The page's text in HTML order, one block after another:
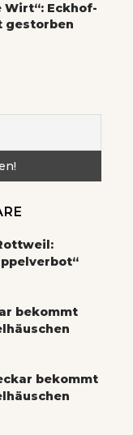
Wirt“: Eckhof-
gestorben
bekommt
bekommt